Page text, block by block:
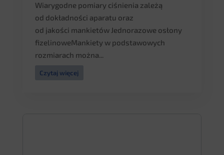
Wiarygodne pomiary ciśnienia zależą
od dokładności aparatu oraz
od jakości mankietów Jednorazowe osłony
fizelinoweMankiety w podstawowych
rozmiarach można...
Czytaj więcej